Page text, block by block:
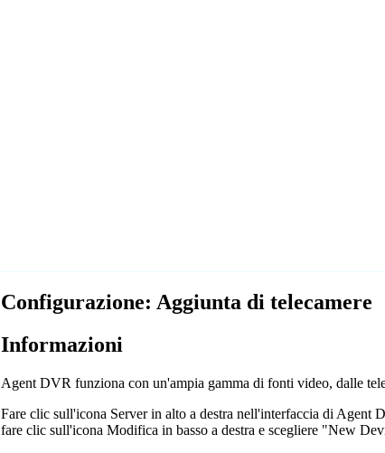
Configurazione: Aggiunta di telecamere
Informazioni
Agent DVR funziona con un'ampia gamma di fonti video, dalle
Fare clic sull'icona Serverin alto a destra nell'interfaccia di
fare clic sull'icona Modificain basso a destra e scegliere "New